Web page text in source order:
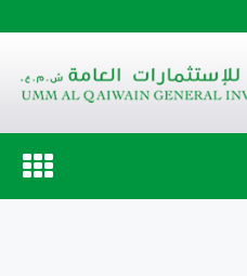
Toggle
navigation